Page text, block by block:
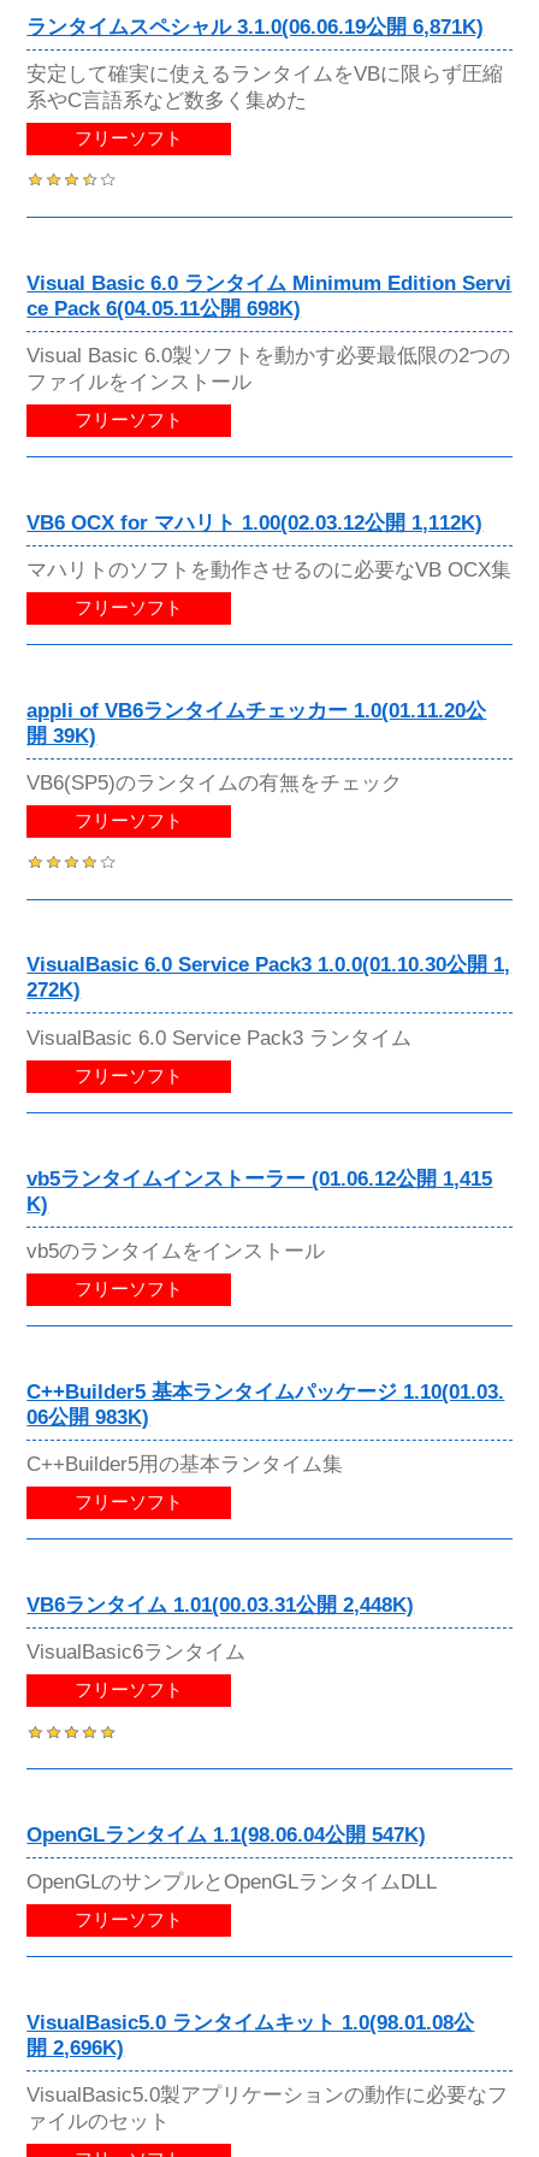
ランタイムスペシャル 3.1.0(06.06.19公開 6,871K)
安定して確実に使えるランタイムをVBに限らず圧縮
系やC言語系など数多く集めた
フリーソフト
Visual Basic 6.0 ランタイム Minimum Edition Servi
ce Pack 6(04.05.11公開 698K)
Visual Basic 6.0製ソフトを動かす必要最低限の2つの
ファイルをインストール
フリーソフト
VB6 OCX for マハリト 1.00(02.03.12公開 1,112K)
マハリトのソフトを動作させるのに必要なVB OCX集
フリーソフト
appli of VB6ランタイムチェッカー 1.0(01.11.20公
開 39K)
VB6(SP5)のランタイムの有無をチェック
フリーソフト
VisualBasic 6.0 Service Pack3 1.0.0(01.10.30公開 1,
272K)
VisualBasic 6.0 Service Pack3 ランタイム
フリーソフト
vb5ランタイムインストーラー (01.06.12公開 1,415
K)
vb5のランタイムをインストール
フリーソフト
C++Builder5 基本ランタイムパッケージ 1.10(01.03.
06公開 983K)
C++Builder5用の基本ランタイム集
フリーソフト
VB6ランタイム 1.01(00.03.31公開 2,448K)
VisualBasic6ランタイム
フリーソフト
OpenGLランタイム 1.1(98.06.04公開 547K)
OpenGLのサンプルとOpenGLランタイムDLL
フリーソフト
VisualBasic5.0 ランタイムキット 1.0(98.01.08公
開 2,696K)
VisualBasic5.0製アプリケーションの動作に必要なフ
ァイルのセット